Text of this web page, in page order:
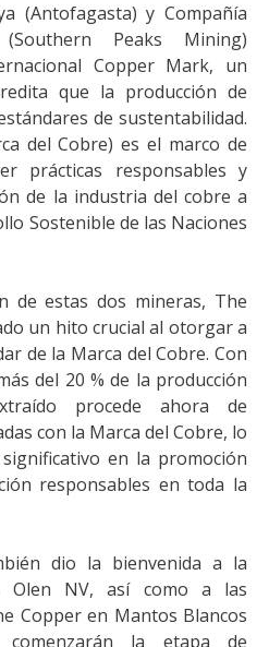
(Antofagasta) y Compañía
Peaks Mining)
Copper Mark, un
que la producción de
de sustentabilidad.
del Cobre) es el marco de
prácticas responsables y
de la industria del cobre a
Sostenible de las Naciones
de estas dos mineras, The
un hito crucial al otorgar a
de la Marca del Cobre. Con
del 20 % de la producción
procede ahora de
con la Marca del Cobre, lo
en la promoción
responsables en toda la
dio la bienvenida a la
Olen NV, así como a las
Copper en Mantos Blancos
comenzarán la etapa de